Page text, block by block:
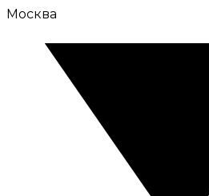
Москва